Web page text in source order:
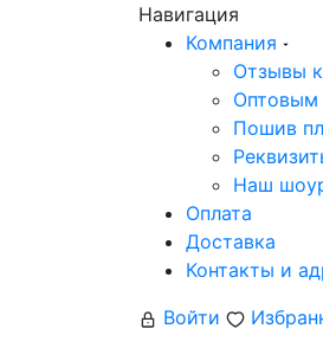
Навигация
Компания
Отзывы
Оптовым
Пошив
Наш
Оплата
Доставка
Контакты и
Войти